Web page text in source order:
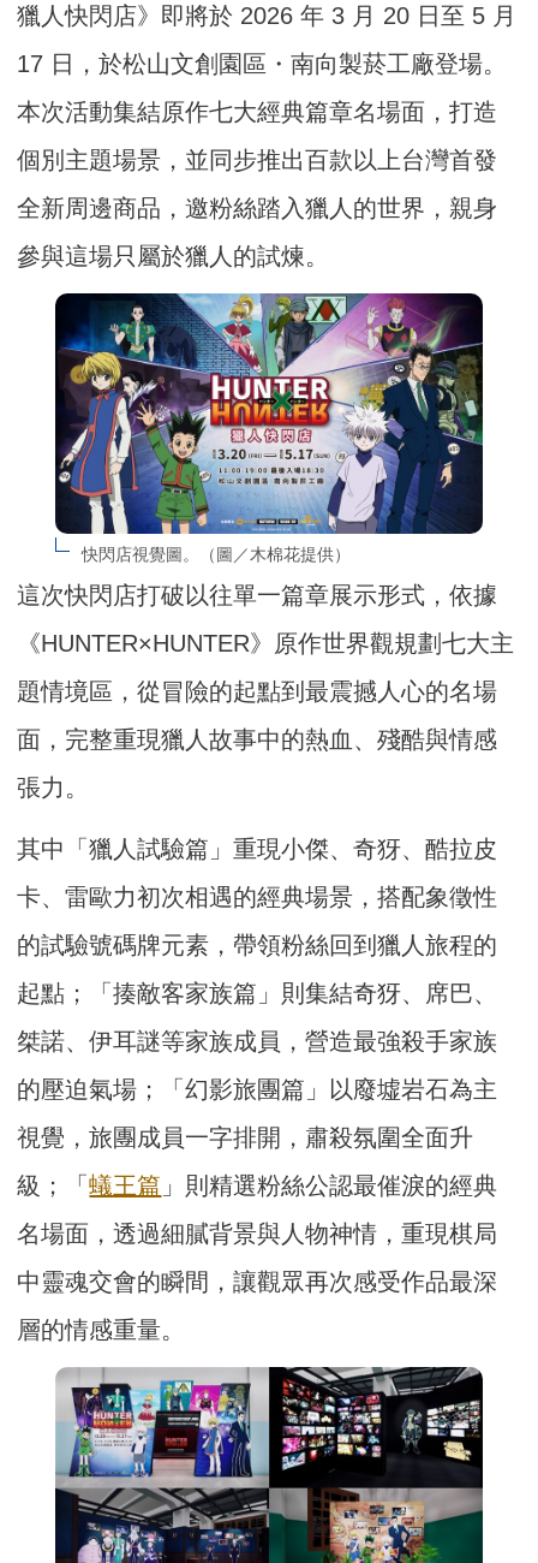
獵人快閃店》即將於 2026 年 3 月 20 日至 5 月
17 日，於松山文創園區・南向製菸工廠登場。
本次活動集結原作七大經典篇章名場面，打造
個別主題場景，並同步推出百款以上台灣首發
全新周邊商品，邀粉絲踏入獵人的世界，親身
參與這場只屬於獵人的試煉。
快閃店視覺圖。（圖／木棉花提供）
這次快閃店打破以往單一篇章展示形式，依據
《HUNTER×HUNTER》原作世界觀規劃七大主
題情境區，從冒險的起點到最震撼人心的名場
面，完整重現獵人故事中的熱血、殘酷與情感
張力。
其中「獵人試驗篇」重現小傑、奇犽、酷拉皮
卡、雷歐力初次相遇的經典場景，搭配象徵性
的試驗號碼牌元素，帶領粉絲回到獵人旅程的
起點；「揍敵客家族篇」則集結奇犽、席巴、
桀諾、伊耳謎等家族成員，營造最強殺手家族
的壓迫氣場；「幻影旅團篇」以廢墟岩石為主
視覺，旅團成員一字排開，肅殺氛圍全面升
級；「蟻王篇 」則精選粉絲公認最催淚的經典
名場面，透過細膩背景與人物神情，重現棋局
中靈魂交會的瞬間，讓觀眾再次感受作品最深
層的情感重量。